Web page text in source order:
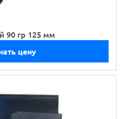
90 гр 125 мм
цену